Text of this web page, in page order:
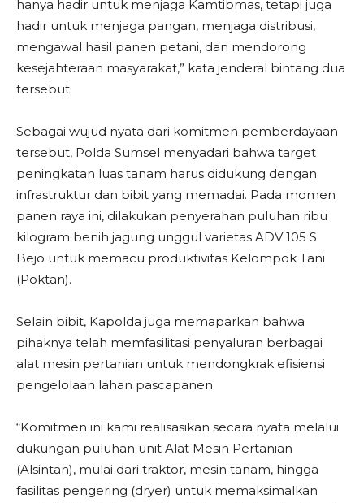
hanya hadir untuk menjaga Kamtibmas, tetapi juga
hadir untuk menjaga pangan, menjaga distribusi,
mengawal hasil panen petani, dan mendorong
kesejahteraan masyarakat,” kata jenderal bintang dua
tersebut.
Sebagai wujud nyata dari komitmen pemberdayaan
tersebut, Polda Sumsel menyadari bahwa target
peningkatan luas tanam harus didukung dengan
infrastruktur dan bibit yang memadai. Pada momen
panen raya ini, dilakukan penyerahan puluhan ribu
kilogram benih jagung unggul varietas ADV 105 S
Bejo untuk memacu produktivitas Kelompok Tani
(Poktan).
Selain bibit, Kapolda juga memaparkan bahwa
pihaknya telah memfasilitasi penyaluran berbagai
alat mesin pertanian untuk mendongkrak efisiensi
pengelolaan lahan pascapanen.
“Komitmen ini kami realisasikan secara nyata melalui
dukungan puluhan unit Alat Mesin Pertanian
(Alsintan), mulai dari traktor, mesin tanam, hingga
fasilitas pengering (dryer) untuk memaksimalkan